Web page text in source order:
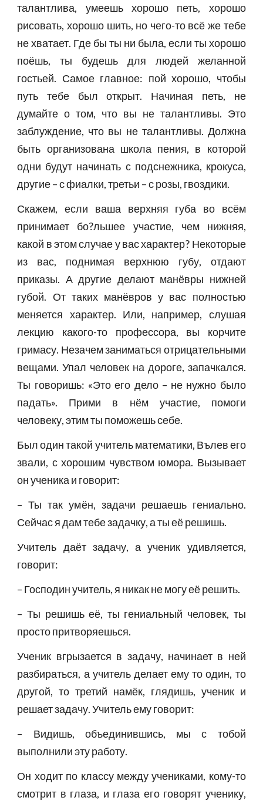
талантлива, умеешь хорошо петь, хорошо
рисовать, хорошо шить, но чего-то всё же тебе
не хватает. Где бы ты ни была, если ты хорошо
поёшь, ты будешь для людей желанной
гостьей. Самое главное: пой хорошо, чтобы
путь тебе был открыт. Начиная петь, не
думайте о том, что вы не талантливы. Это
заблуждение, что вы не талантливы. Должна
быть организована школа пения, в которой
одни будут начинать с подснежника, крокуса,
другие – с фиалки, третьи – с розы, гвоздики.
Скажем, если ваша верхняя губа во всём
принимает бо?льшее участие, чем нижняя,
какой в этом случае у вас характер? Некоторые
из вас, поднимая верхнюю губу, отдают
приказы. А другие делают манёвры нижней
губой. От таких манёвров у вас полностью
меняется характер. Или, например, слушая
лекцию какого-то профессора, вы корчите
гримасу. Незачем заниматься отрицательными
вещами. Упал человек на дороге, запачкался.
Ты говоришь: «Это его дело – не нужно было
падать». Прими в нём участие, помоги
человеку, этим ты поможешь себе.
Был один такой учитель математики, Вълев его
звали, с хорошим чувством юмора. Вызывает
он ученика и говорит:
– Ты так умён, задачи решаешь гениально.
Сейчас я дам тебе задачку, а ты её решишь.
Учитель даёт задачу, а ученик удивляется,
говорит:
– Господин учитель, я никак не могу её решить.
– Ты решишь её, ты гениальный человек, ты
просто притворяешься.
Ученик вгрызается в задачу, начинает в ней
разбираться, а учитель делает ему то один, то
другой, то третий намёк, глядишь, ученик и
решает задачу. Учитель ему говорит:
– Видишь, объединившись, мы с тобой
выполнили эту работу.
Он ходит по классу между учениками, кому-то
смотрит в глаза, и глаза его говорят ученику,